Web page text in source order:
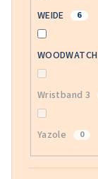
WEIDE 6
WOODWATCH
Wristband 3
Yazole 0